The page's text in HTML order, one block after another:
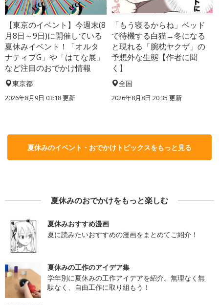
【東京のイベント】今週末(8
月8日～9日)に開催している
夏休みイベント！「オルタ
ナティブG」や「はてな展」
など注目のおでかけ情報
東京都
2026年8月9日 03:18更新
「もう寝るからね」ベッド
で待機する白猫→冬になる
と現れる「腕枕ヤクザ」の
予想外な生態【作者に聞
く】
全国
2026年8月8日 20:35 更新
夏休みのイベント・おでかけトピックスをもっと見る
夏休みのおでかけをもっと楽しむ
夏休みおすすめ漫画
夏に読みたいおすすめの漫画をまとめてご紹介！
夏休みの工作のアイデア集
学年別に夏休みの工作アイデアを紹介。無理なく無
駄なく、自由工作に取り組もう！